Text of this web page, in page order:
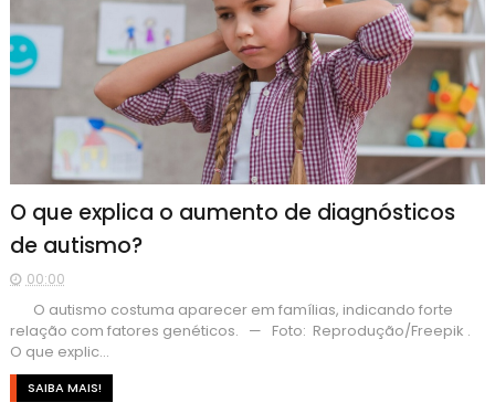
O que explica o aumento de diagnósticos
de autismo?
00:00
O autismo costuma aparecer em famílias, indicando forte
relação com fatores genéticos. — Foto: Reprodução/Freepik .
O que explic...
SAIBA MAIS!